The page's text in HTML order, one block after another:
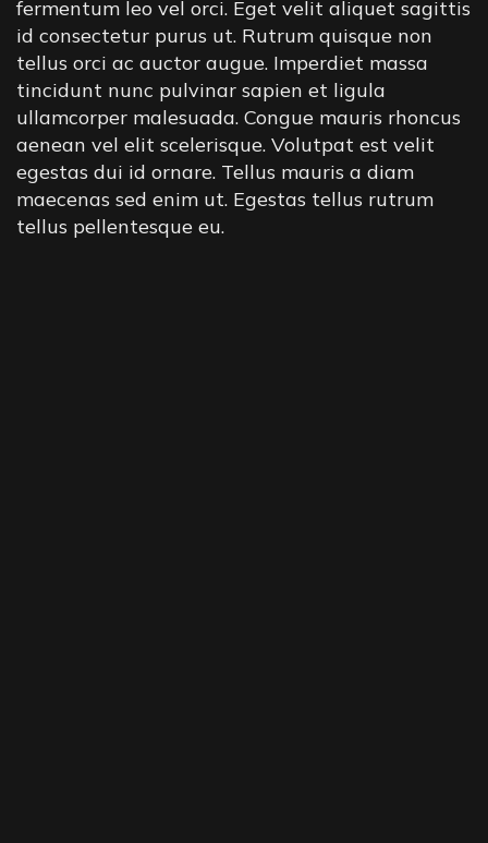
fermentum leo vel orci. Eget velit aliquet sagittis
id consectetur purus ut. Rutrum quisque non
tellus orci ac auctor augue. Imperdiet massa
tincidunt nunc pulvinar sapien et ligula
ullamcorper malesuada. Congue mauris rhoncus
aenean vel elit scelerisque. Volutpat est velit
egestas dui id ornare. Tellus mauris a diam
maecenas sed enim ut. Egestas tellus rutrum
tellus pellentesque eu.